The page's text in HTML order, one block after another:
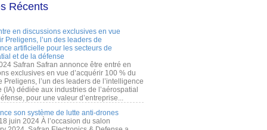
Récents
en discussions exclusives en vue
Preligens, l’un des leaders de
artificielle pour les secteurs de
et de la défense
Safran Safran annonce être entré en
exclusives en vue d’acquérir 100 % du
Preligens, l’un des leaders de l’intelligence
(IA) dédiée aux industries de l’aérospatial
pour une valeur d’entreprise...
son système de lutte anti-drones
juin 2024 À l’occasion du salon